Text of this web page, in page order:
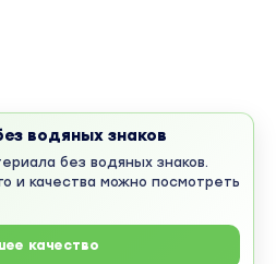
водяных знаков
без водяных знаков.
и качества можно посмотреть
качество